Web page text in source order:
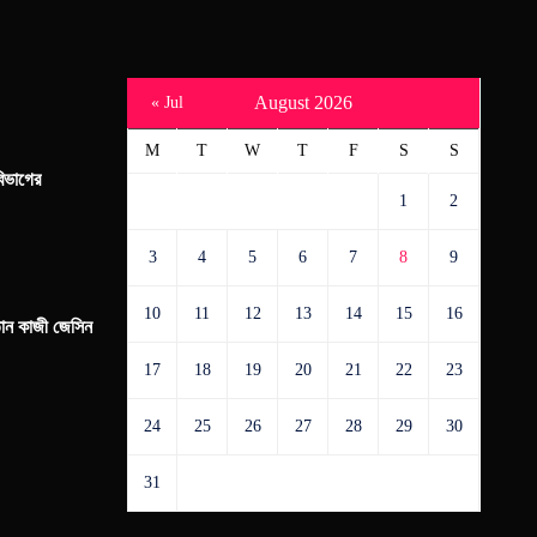
কাজী জেসিন
August 2026
M T W T F S S
1 2
3 4 5 6 7 8 9
10 11 12 13 14 15 16
17 18 19 20 21 22 23
24 25 26 27 28 29 30
31
« Jul